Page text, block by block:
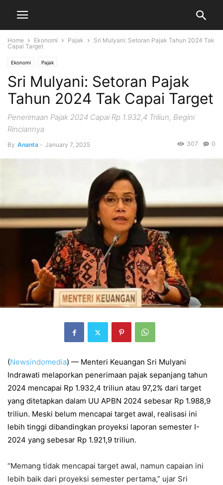
Home Ekonomi Pajak
Sri Mulyani: Setoran Pajak Tahun 2024 Tak
Capai Target
Ekonomi Pajak
Sri Mulyani: Setoran Pajak
Tahun 2024 Tak Capai Target
Penerimaan Pajak 2024 Capai Rp 1.932,4 Triliun, Begini
Rinciannya
By Ananta - January 7, 2025 0
307
(Newsindomedia) — Menteri Keuangan Sri Mulyani
Indrawati melaporkan penerimaan pajak sepanjang tahun
2024 mencapai Rp 1.932,4 triliun atau 97,2% dari target
yang ditetapkan dalam UU APBN 2024 sebesar Rp 1.988,9
triliun. Meski belum mencapai target awal, realisasi ini
lebih tinggi dibandingkan proyeksi laporan semester I-
2024 yang sebesar Rp 1.921,9 triliun.
“Memang tidak mencapai target awal, namun capaian ini
lebih baik dari proyeksi semester pertama,” ujar Sri